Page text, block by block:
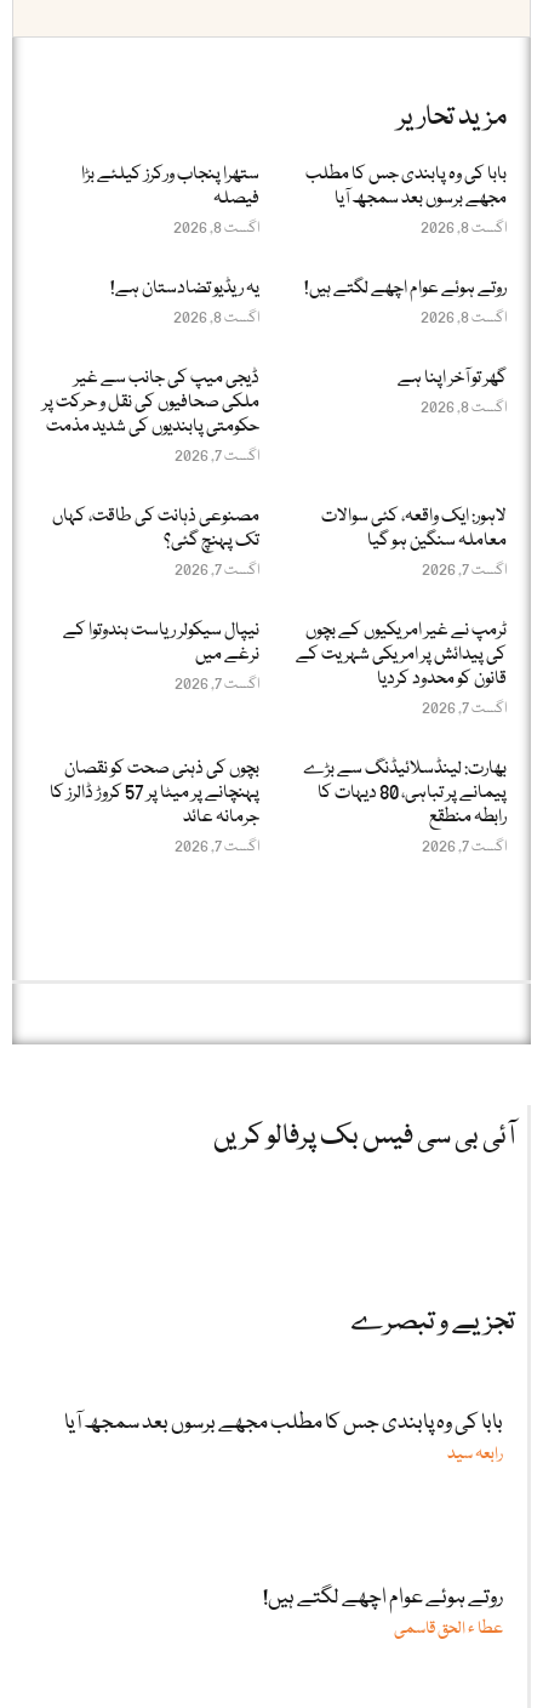
مزید تحاریر
بابا کی وہ پابندی جس کا مطلب
مجھے برسوں بعد سمجھ آیا
اگست 8, 2026
ستھرا پنجاب ورکرز کیلئے بڑا
فیصلہ
اگست 8, 2026
روتے ہوئے عوام اچھے لگتے ہیں!
اگست 8, 2026
یہ ریڈیو تضادستان ہے!
اگست 8, 2026
گھر تو آخر اپنا ہے
اگست 8, 2026
ڈیجی میپ کی جانب سے غیر
ملکی صحافیوں کی نقل و حرکت پر
حکومتی پابندیوں کی شدید مذمت
اگست 7, 2026
لاہور: ایک واقعہ، کئی سوالات
معاملہ سنگین ہو گیا
اگست 7, 2026
مصنوعی ذہانت کی طاقت، کہاں
تک پہنچ گئی؟
اگست 7, 2026
ٹرمپ نے غیر امریکیوں کے بچوں
کی پیدائش پر امریکی شہریت کے
قانون کو محدود کردیا
اگست 7, 2026
نیپال سیکولر ریاست ہندوتوا کے
نرغے میں
اگست 7, 2026
بھارت: لینڈسلائیڈنگ سے بڑے
پیمانے پر تباہی، 80 دیہات کا
رابطہ منطقع
اگست 7, 2026
بچوں کی ذہنی صحت کو نقصان
پہنچانے پر میٹا پر 57 کروڑ ڈالرز کا
جرمانہ عائد
اگست 7, 2026
آئی بی سی فیس بک پرفالو کریں
تجزیے و تبصرے
بابا کی وہ پابندی جس کا مطلب مجھے برسوں بعد سمجھ آیا
رابعہ سید
روتے ہوئے عوام اچھے لگتے ہیں!
عطا ء الحق قاسمی